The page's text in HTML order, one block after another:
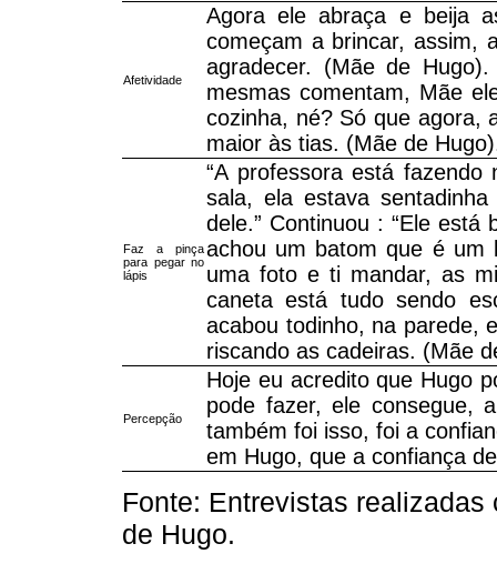
Afetividade
Agora ele abraça e beija
começam a brincar, assim,
agradecer. (Mãe de
mesmas comentam, Mãe
cozinha, né? Só que agora,
maior às tias. (Mãe de
Faz a pinça
para pegar no
lápis
“A professora está
sala, ela estava
dele.” Continuou : “Ele
achou um batom que é um
uma foto e ti mandar, as
caneta está tudo sendo
acabou todinho, na parede,
riscando as cadeiras. (Mãe
Percepção
Hoje eu acredito que Hugo
pode fazer, ele consegue,
também foi isso, foi a
em Hugo, que a confiança
Fonte: Entrevistas
de Hugo.